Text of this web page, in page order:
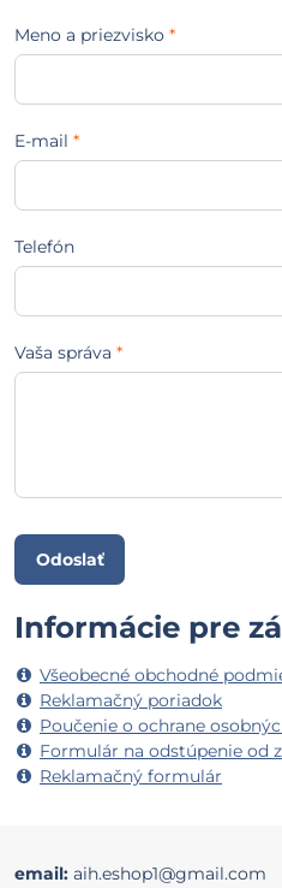
Meno a priezvisko *
E-mail *
Telefón
Vaša správa *
Odoslať
Informácie pre
Všeobecné obchodné
Reklamačný poriadok
Poučenie o ochrane
Formulár na odstúpenie od
Reklamačný formulár
email: aih.eshop1@gmail.com